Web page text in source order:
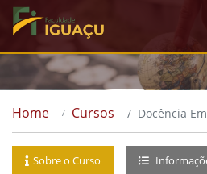
Home Cursos Docência
Sobre o Curso